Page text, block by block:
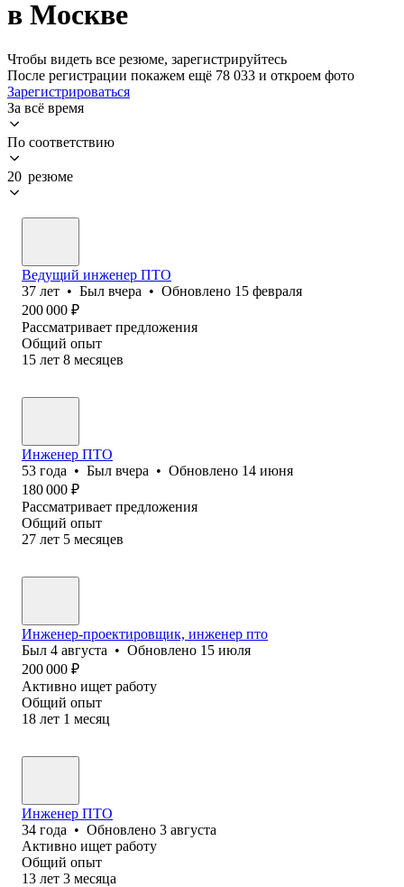
в Москве
Чтобы видеть все резюме, зарегистрируйтесь
После регистрации покажем ещё 78 033 и откроем фото
Зарегистрироваться
За всё время
По соответствию
20 резюме
Ведущий инженер ПТО
37 лет • Был вчера • Обновлено 15 февраля
200 000 ₽
Рассматривает предложения
Общий опыт
15 лет 8 месяцев
Инженер ПТО
53 года • Был вчера • Обновлено 14 июня
180 000 ₽
Рассматривает предложения
Общий опыт
27 лет 5 месяцев
Инженер-проектировщик, инженер пто
Был 4 августа • Обновлено 15 июля
200 000 ₽
Активно ищет работу
Общий опыт
18 лет 1 месяц
Инженер ПТО
34 года • Обновлено 3 августа
Активно ищет работу
Общий опыт
13 лет 3 месяца